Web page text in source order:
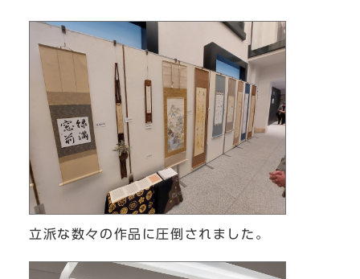
立派な数々の作品に圧倒されました。